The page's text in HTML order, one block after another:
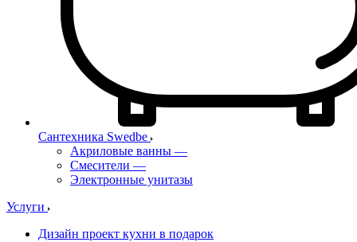
Сантехника Swedbe
Акриловые ванны —
Смесители —
Электронные унитазы
Услуги
Дизайн проект кухни в подарок